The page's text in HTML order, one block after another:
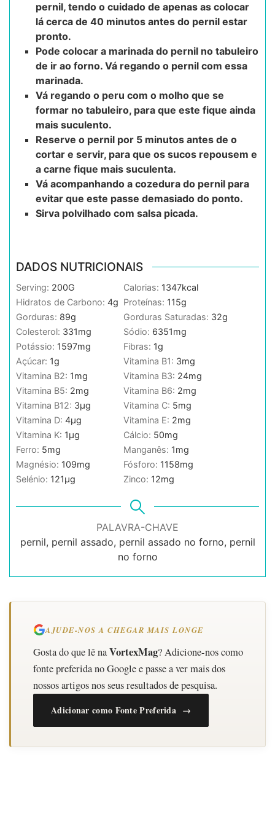
pernil, tendo o cuidado de apenas as colocar
lá cerca de 40 minutos antes do pernil estar
pronto.
Pode colocar a marinada do pernil no tabuleiro
de ir ao forno. Vá regando o pernil com essa
marinada.
Vá regando o peru com o molho que se
formar no tabuleiro, para que este fique ainda
mais suculento.
Reserve o pernil por 5 minutos antes de o
cortar e servir, para que os sucos repousem e
a carne fique mais suculenta.
Vá acompanhando a cozedura do pernil para
evitar que este passe demasiado do ponto.
Sirva polvilhado com salsa picada.
DADOS NUTRICIONAIS
Serving: 200G Calorias: 1347kcal
Hidratos de Carbono: 4g Proteínas: 115g
Gorduras: 89g Gorduras Saturadas: 32g
Colesterol: 331mg Sódio: 6351mg
Potássio: 1597mg Fibras: 1g
Açúcar: 1g Vitamina B1: 3mg
Vitamina B2: 1mg Vitamina B3: 24mg
Vitamina B5: 2mg Vitamina B6: 2mg
Vitamina B12: 3µg Vitamina C: 5mg
Vitamina D: 4µg Vitamina E: 2mg
Vitamina K: 1µg Cálcio: 50mg
Ferro: 5mg Manganês: 1mg
Magnésio: 109mg Fósforo: 1158mg
Selénio: 121µg Zinco: 12mg
PALAVRA-CHAVE
pernil, pernil assado, pernil assado no forno, pernil
no forno
AJUDE-NOS A CHEGAR MAIS LONGE
Gosta do que lê naVortexMag? Adicione-nos como
fonte preferida no Google e passe a ver mais dos
nossos artigos nos seus resultados de pesquisa.
Adicionar como Fonte Preferida →